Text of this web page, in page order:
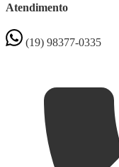
Atendimento
(19) 98377-0335